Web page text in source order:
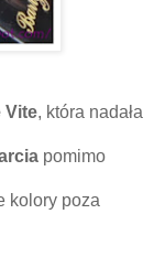
Vite, która nadała
pomimo
kolory poza